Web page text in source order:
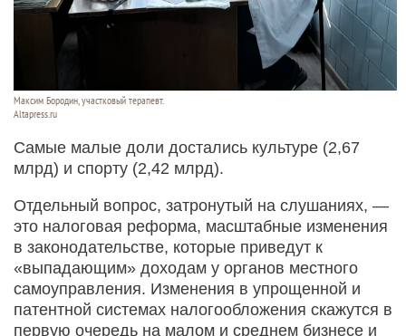
Максим Бородин, участковый терапевт.
Altapress.ru
Самые малые доли достались культуре (2,67
млрд) и спорту (2,42 млрд).
Отдельный вопрос, затронутый на слушаниях, —
это налоговая реформа, масштабные изменения
в законодательстве, которые приведут к
«выпадающим» доходам у органов местного
самоуправления. Изменения в упрощенной и
патентной системах налогообложения скажутся в
первую очередь на малом и среднем бизнесе и